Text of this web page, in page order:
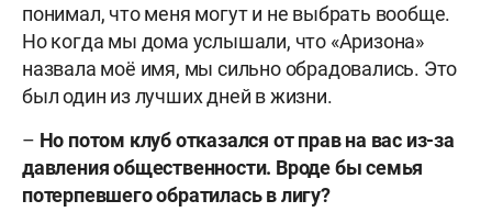
понимал, что меня могут и не выбрать вообще.
Но когда мы дома услышали, что «Аризона»
назвала моё имя, мы сильно обрадовались. Это
был один из лучших дней в жизни.
– Но потом клуб отказался от прав на вас из-за
давления общественности. Вроде бы семья
потерпевшего обратилась в лигу?